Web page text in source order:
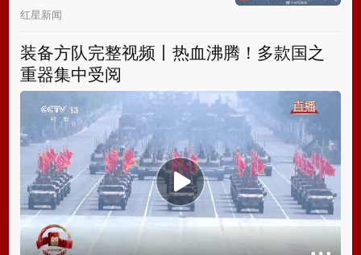
红星新闻
装备方队完整视频丨热血沸腾！多款国之
重器集中受阅